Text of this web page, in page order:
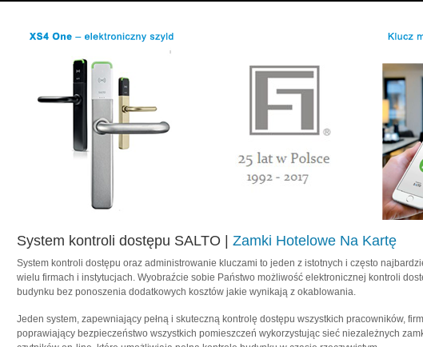
System kontroli dostępu SALTO | Zamki Hotelowe Na Kartę
System kontroli dostępu oraz administrowanie kluczami to jeden z istotnych i często
wielu firmach i instytucjach. Wyobraźcie sobie Państwo możliwość elektronicznej kontroli
budynku bez ponoszenia dodatkowych kosztów jakie wynikają z okablowania.
Jeden system, zapewniający pełną i skuteczną kontrolę dostępu wszystkich pracowników,
poprawiający bezpieczeństwo wszystkich pomieszczeń wykorzystując sieć niezależnych